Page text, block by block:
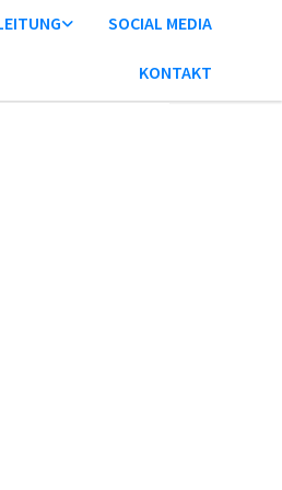
SOCIAL MEDIA
KONTAKT